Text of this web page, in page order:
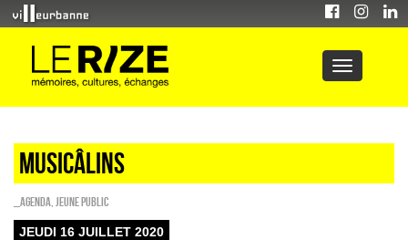
Musicâlins
_Agenda Jeune public
JEUDI 16 JUILLET 2020